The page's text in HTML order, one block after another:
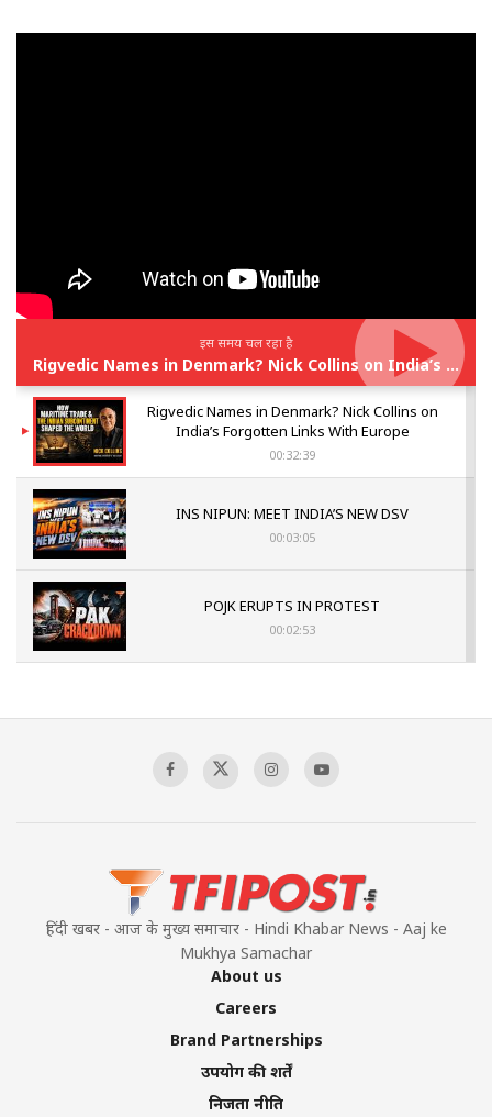
इस समय चल रहा है
Rigvedic Names in Denmark? Nick Collins on India’s Forgotten Links With Europe
Rigvedic Names in Denmark? Nick Collins on
India’s Forgotten Links With Europe
00:32:39
INS NIPUN: MEET INDIA’S NEW DSV
00:03:05
POJK ERUPTS IN PROTEST
00:02:53
Sagar
हिंदी खबर - आज के मुख्य समाचार - Hindi Khabar News - Aaj ke
Mukhya Samachar
About us
Careers
Brand Partnerships
उपयोग की शर्तें
निजता नीति